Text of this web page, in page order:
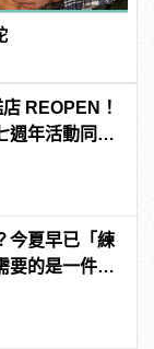
REOPEN！
週年活動同步
今夏早已「練
要的是一件